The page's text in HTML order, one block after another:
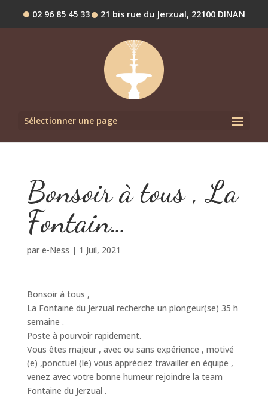
02 96 85 45 33 21 bis rue du Jerzual, 22100 DINAN
Sélectionner une page
Bonsoir à tous , La
Fontain…
par e-Ness | 1 Juil, 2021
Bonsoir à tous ,
La Fontaine du Jerzual recherche un plongeur(se) 35 h
semaine .
Poste à pourvoir rapidement.
Vous êtes majeur , avec ou sans expérience , motivé
(e) ,ponctuel (le) vous appréciez travailler en équipe ,
venez avec votre bonne humeur rejoindre la team
Fontaine du Jerzual .